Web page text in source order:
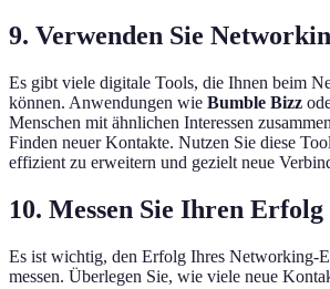
9. Verwenden Sie
Es gibt viele digitale Tools, die Ihnen beim
können. Anwendungen wie Bumble Bizz
Menschen mit ähnlichen Interessen
Finden neuer Kontakte. Nutzen Sie diese
effizient zu erweitern und gezielt neue
10. Messen Sie Ihren Erfolg
Es ist wichtig, den Erfolg Ihres Networking-
messen. Überlegen Sie, wie viele neue